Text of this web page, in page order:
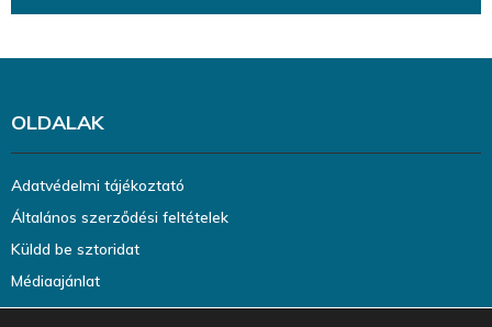
OLDALAK
Adatvédelmi tájékoztató
Általános szerződési feltételek
Küldd be sztoridat
Médiaajánlat